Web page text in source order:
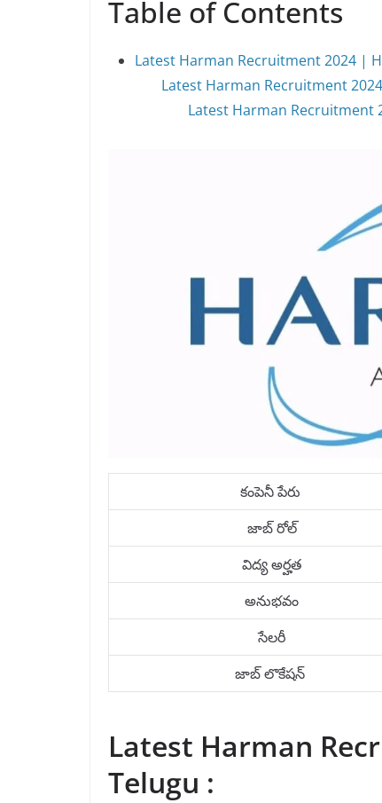
Table of Contents
Latest Harman Recruitment 2024 |
Latest Harman Recruitment
Latest Harman Recruitment
కంపెనీ పేరు
జాబ్ రోల్
విద్య అర్హత
అనుభవం
సేలరీ
జాబ్ లొకేషన్
Latest Harman
Telugu :